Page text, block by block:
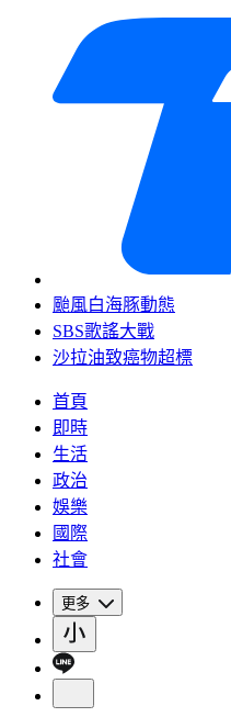
颱風白海豚動態
SBS歌謠大戰
沙拉油致癌物超標
首頁
即時
生活
政治
娛樂
國際
社會
更多